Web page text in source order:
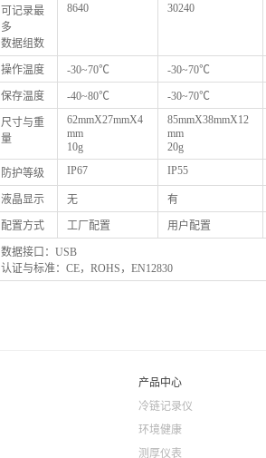
可记录最
多
数据组数
8640 30240
操作温度 -30~70℃ -30~70℃
保存温度 -40~80℃ -30~70℃
尺寸与重
量
62mmX27mmX4
mm
10g
85mmX38mmX12
mm
20g
防护等级 IP67 IP55
液晶显示 无 有
配置方式 工厂配置 用户配置
数据接口：USB
认证与标准：CE，ROHS，EN12830
产品中心
冷链记录仪
环境健康
测厚仪表